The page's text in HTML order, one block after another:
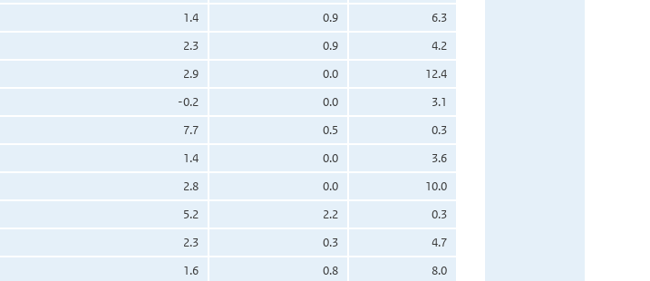
1.4 0.9
6.3
2.3 0.9
4.2
2.9 0.0
12.4
-0.2 0.0
3.1
7.7 0.5
0.3
1.4 0.0
3.6
2.8 0.0
10.0
5.2 2.2
0.3
2.3 0.3
4.7
1.6 0.8
8.0